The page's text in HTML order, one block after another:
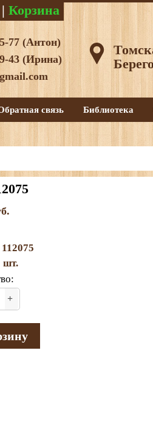
| Корзина
связь Библиотека
77 (Антон)
43 (Ирина)
112075
шт.
+